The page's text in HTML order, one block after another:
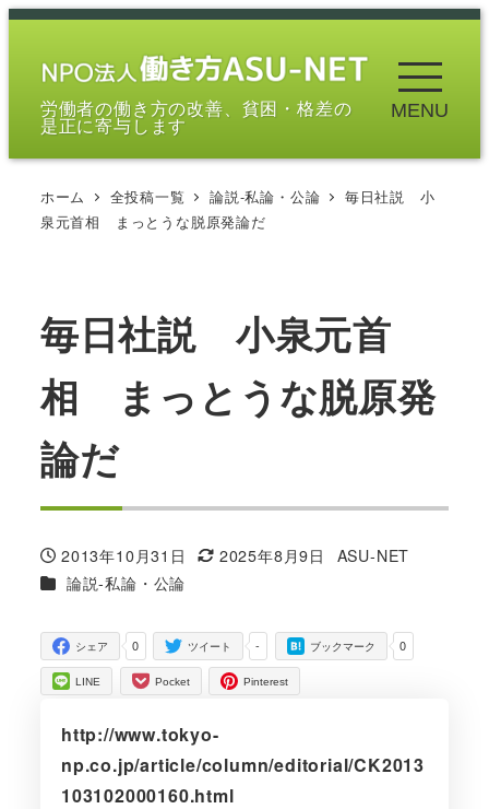
メ
労働者の働き方の改善、貧困・格差の
是正に寄与します
MENU
ホーム 全投稿一覧 論説-私論・公論
毎日社説 小
泉元首相 まっとうな脱原発論だ
毎日社説 小泉元首
相 まっとうな脱原発
論だ
投稿日
2013年10月31日
更新日
2025年8月9日
著
ASU-NET
カテゴリー
論説-私論・公論
0
シェア -
ツイート 0
ブックマーク
LINE Pocket Pinterest
http://www.tokyo-
np.co.jp/article/column/editorial/CK2013
103102000160.html